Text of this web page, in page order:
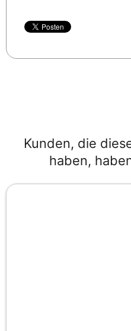
Kunden, die
haben,